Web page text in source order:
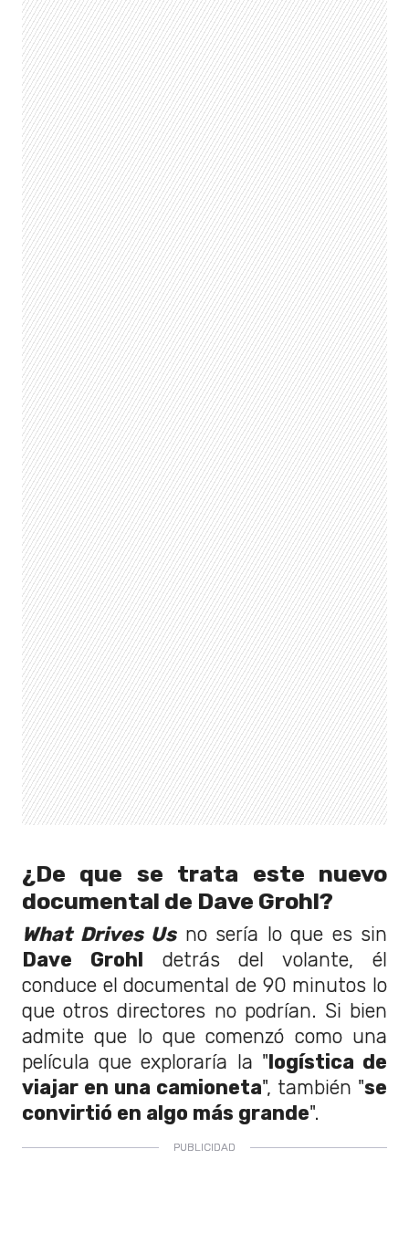
¿De que se trata este nuevo
documental de Dave Grohl?
What Drives Usno sería lo que es sin
Dave Grohl detrás del volante, él
conduce el documental de 90 minutos lo
que otros directores no podrían. Si bien
admite que lo que comenzó como una
película que exploraría la "logística de
viajar en una camioneta", también "se
convirtió en algo más grande".